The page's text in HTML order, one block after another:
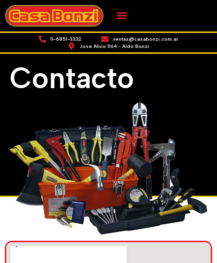
11-6851-3332
ventas@casabonzi.com.ar
Jose Alico 1164 - Aldo Bonzi
Contacto